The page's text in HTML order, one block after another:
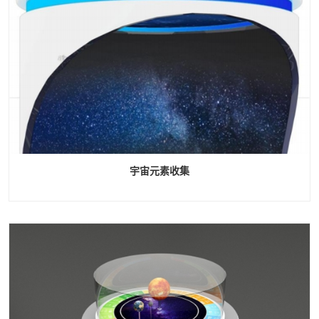
宇宙元素收集